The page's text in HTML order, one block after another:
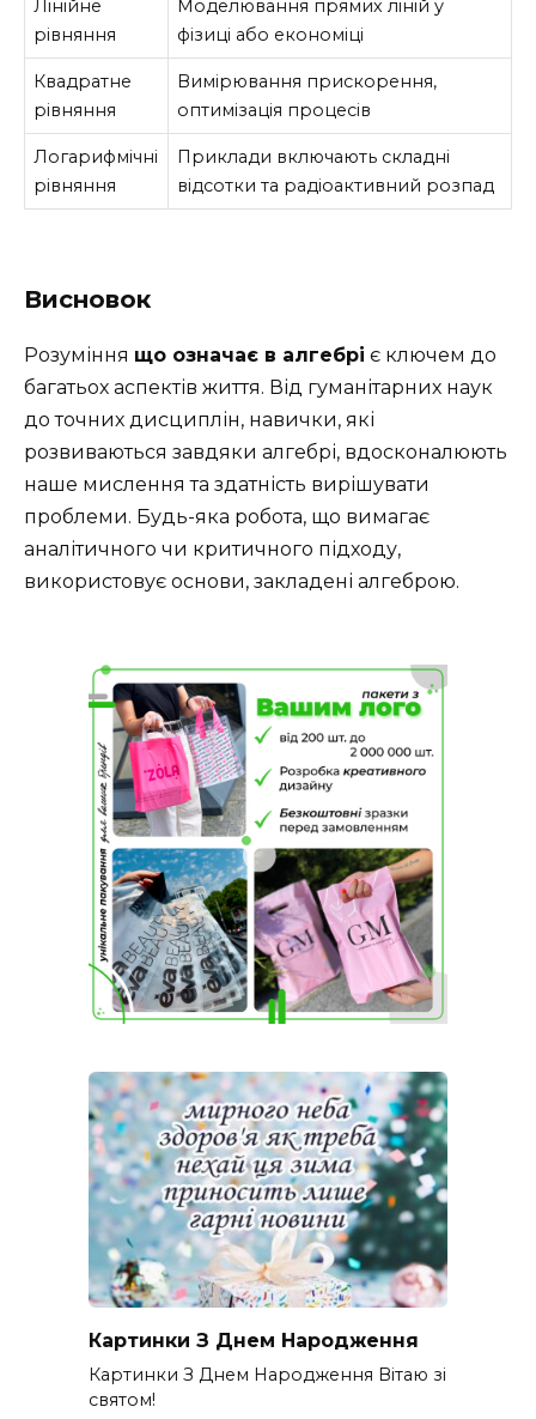
Лінійне
рівняння
Моделювання прямих ліній у
фізиці або економіці
Квадратне
рівняння
Вимірювання прискорення,
оптимізація процесів
Логарифмічні
рівняння
Приклади включають складні
відсотки та радіоактивний розпад
Висновок
Розуміння що означає в алгебрі є ключем до
багатьох аспектів життя. Від гуманітарних наук
до точних дисциплін, навички, які
розвиваються завдяки алгебрі, вдосконалюють
наше мислення та здатність вирішувати
проблеми. Будь-яка робота, що вимагає
аналітичного чи критичного підходу,
використовує основи, закладені алгеброю.
Картинки З Днем Народження
Картинки З Днем Народження Вітаю зі
святом!